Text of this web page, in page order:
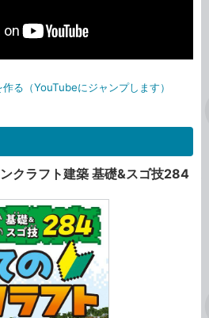
る（YouTubeにジャンプします）
クラフト建築 基礎&スゴ技284